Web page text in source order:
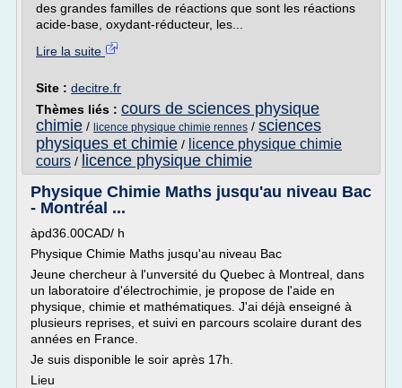
des grandes familles de réactions que sont les réactions
acide-base, oxydant-réducteur, les...
Lire la suite
Site : decitre.fr
Thèmes liés : cours de sciences physique
chimie / licence physique chimie rennes / sciences
physiques et chimie / licence physique chimie
cours / licence physique chimie
Physique Chimie Maths jusqu'au niveau Bac
- Montréal ...
àpd36.00CAD/ h
Physique Chimie Maths jusqu'au niveau Bac
Jeune chercheur à l'unversité du Quebec à Montreal, dans
un laboratoire d'électrochimie, je propose de l'aide en
physique, chimie et mathématiques. J'ai déjà enseigné à
plusieurs reprises, et suivi en parcours scolaire durant des
années en France.
Je suis disponible le soir après 17h.
Lieu